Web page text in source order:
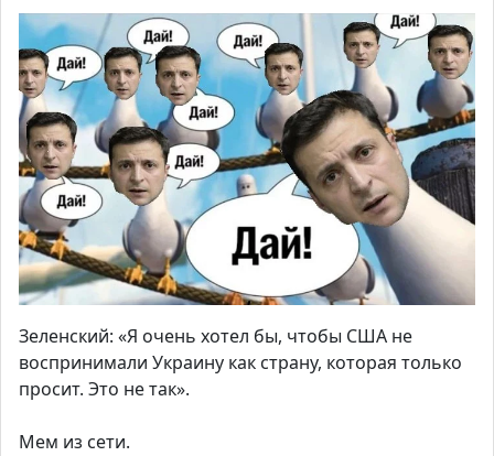
Зеленский: «Я очень хотел бы, чтобы США не
воспринимали Украину как страну, которая только
просит. Это не так».
Мем из сети.